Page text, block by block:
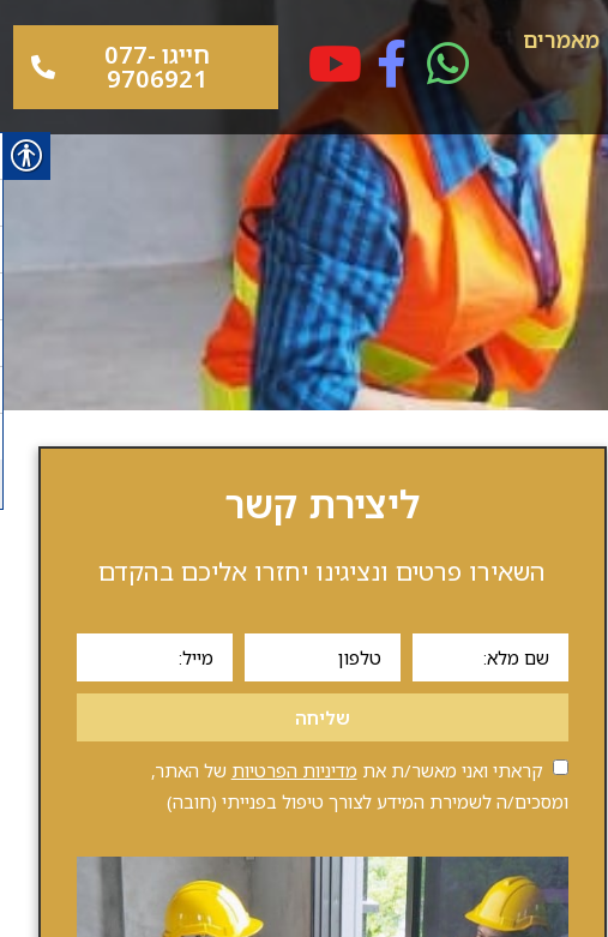
מאמרים
חייגו 077-
9706921
ליצירת קשר
השאירו פרטים ונציגינו יחזרו אליכם בהקדם
שליחה
קראתי ואני מאשר/ת את מדיניות הפרטיות של האתר,
ומסכים/ה לשמירת המידע לצורך טיפול בפנייתי (חובה)